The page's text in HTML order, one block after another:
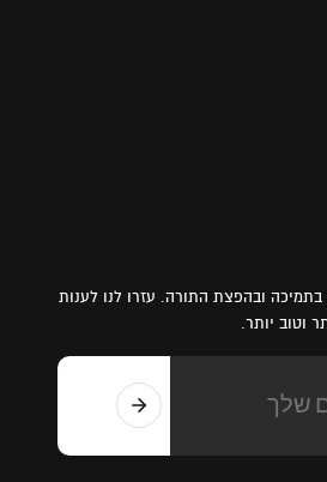
ובהפצת התורה. עזרו לנו לענות
וטוב יותר.